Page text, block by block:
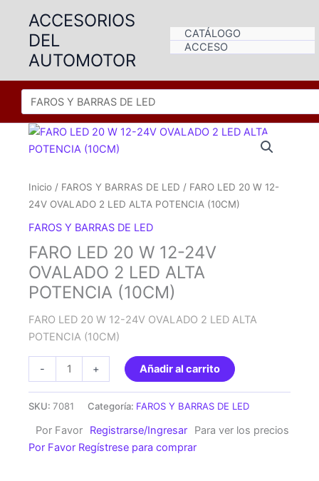
contenido
ACCESORIOS
DEL
AUTOMOTOR
CATÁLOGO
ACCESO
Inicio / FAROS Y BARRAS DE LED / FARO LED 20 W 12-
24V OVALADO 2 LED ALTA POTENCIA (10CM)
FAROS Y BARRAS DE LED
FARO LED 20 W 12-24V
OVALADO 2 LED ALTA
POTENCIA (10CM)
FARO LED 20 W 12-24V OVALADO 2 LED ALTA
POTENCIA (10CM)
-
LED
12-
24V
+ Añadir al carrito
SKU: 7081 Categoría: FAROS Y BARRAS DE LED
Por Favor Registrarse/Ingresar
Para ver los precios
Por Favor Regístrese para comprar